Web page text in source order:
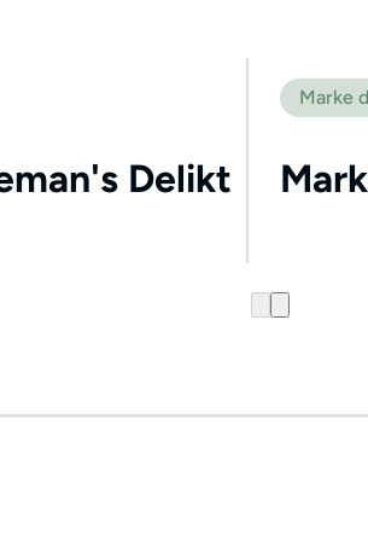
Delikt
Marke